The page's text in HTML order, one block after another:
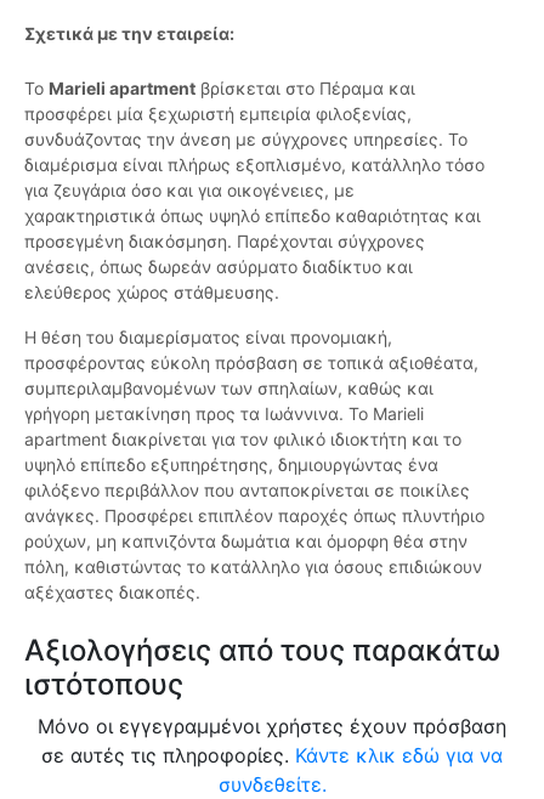
Σχετικά με την εταιρεία:
Το Marieli apartment βρίσκεται στο Πέραμα και
προσφέρει μία ξεχωριστή εμπειρία φιλοξενίας,
συνδυάζοντας την άνεση με σύγχρονες υπηρεσίες. Το
διαμέρισμα είναι πλήρως εξοπλισμένο, κατάλληλο τόσο
για ζευγάρια όσο και για οικογένειες, με
χαρακτηριστικά όπως υψηλό επίπεδο καθαριότητας και
προσεγμένη διακόσμηση. Παρέχονται σύγχρονες
ανέσεις, όπως δωρεάν ασύρματο διαδίκτυο και
ελεύθερος χώρος στάθμευσης.
Η θέση του διαμερίσματος είναι προνομιακή,
προσφέροντας εύκολη πρόσβαση σε τοπικά αξιοθέατα,
συμπεριλαμβανομένων των σπηλαίων, καθώς και
γρήγορη μετακίνηση προς τα Ιωάννινα. Το Marieli
apartment διακρίνεται για τον φιλικό ιδιοκτήτη και το
υψηλό επίπεδο εξυπηρέτησης, δημιουργώντας ένα
φιλόξενο περιβάλλον που ανταποκρίνεται σε ποικίλες
ανάγκες. Προσφέρει επιπλέον παροχές όπως πλυντήριο
ρούχων, μη καπνιζόντα δωμάτια και όμορφη θέα στην
πόλη, καθιστώντας το κατάλληλο για όσους επιδιώκουν
αξέχαστες διακοπές.
Αξιολογήσεις από τους παρακάτω
ιστότοπους
Μόνο οι εγγεγραμμένοι χρήστες έχουν πρόσβαση
σε αυτές τις πληροφορίες. Κάντε κλικ εδώ για να
συνδεθείτε.